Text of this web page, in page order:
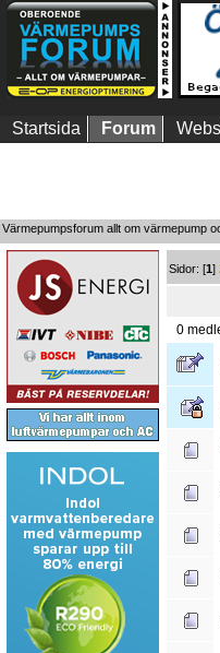
Startsida Forum
Värmepumpsforum allt om värmepump
Sidor: [1]
0